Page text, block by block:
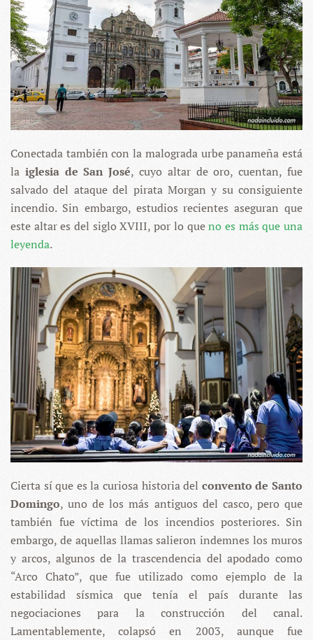
Conectada también con la malograda urbe panameña está
la iglesia de San José, cuyo altar de oro, cuentan, fue
salvado del ataque del pirata Morgan y su consiguiente
incendio. Sin embargo, estudios recientes aseguran que
este altar es del siglo XVIII, por lo queno es más que una
leyenda.
Cierta sí que es la curiosa historia del convento de Santo
Domingo, uno de los más antiguos del casco, pero que
también fue víctima de los incendios posteriores. Sin
embargo, de aquellas llamas salieron indemnes los muros
y arcos, algunos de la trascendencia del apodado como
“Arco Chato”, que fue utilizado como ejemplo de la
estabilidad sísmica que tenía el país durante las
negociaciones para la construcción del canal.
Lamentablemente, colapsó en 2003, aunque fue